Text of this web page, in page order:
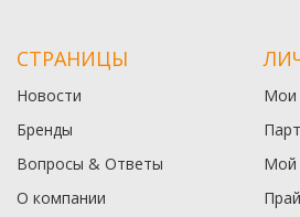
СТРАНИЦЫ
Новости
Бренды
Вопросы & Ответы
О компании
Мои
Мой